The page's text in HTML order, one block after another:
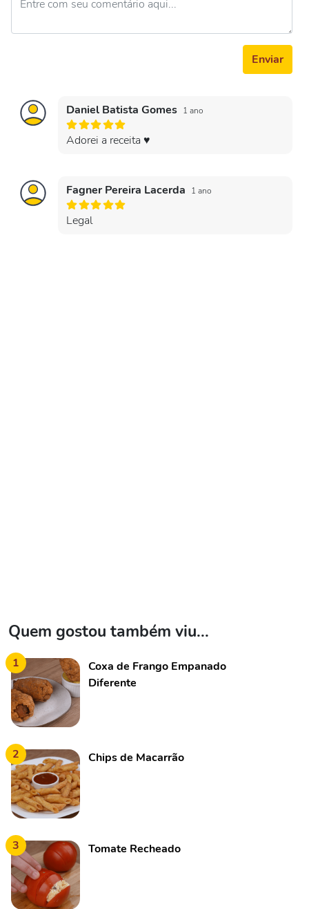
Enviar
Daniel Batista Gomes 1 ano
Adorei a receita ♥️
Fagner Pereira Lacerda 1 ano
Legal
Quem gostou também viu...
1
Coxa de Frango Empanado
Diferente
2 Chips de Macarrão
3 Tomate Recheado